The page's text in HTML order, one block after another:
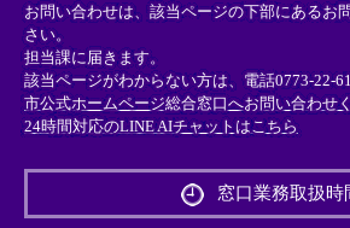
お問い合わせは、該当ページの下部にあるお
さい。
担当課に届きます。
該当ページがわからない方は、電話0773-22-
市公式ホームページ総合窓口へお問い合わせ
24時間対応のLINE AIチャットはこちら
外
リ
窓口業務取扱時